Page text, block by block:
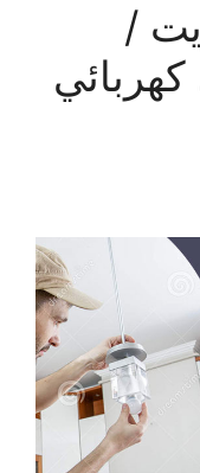
/
فني كهربائي